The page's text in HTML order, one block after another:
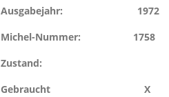
Ausgabejahr: 1972
Michel-Nummer: 1758
Zustand:
Gebraucht X